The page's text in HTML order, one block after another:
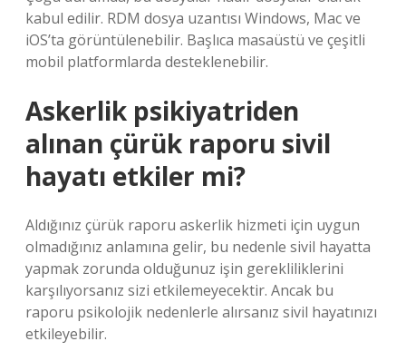
kabul edilir. RDM dosya uzantısı Windows, Mac ve
iOS’ta görüntülenebilir. Başlıca masaüstü ve çeşitli
mobil platformlarda desteklenebilir.
Askerlik psikiyatriden
alınan çürük raporu sivil
hayatı etkiler mi?
Aldığınız çürük raporu askerlik hizmeti için uygun
olmadığınız anlamına gelir, bu nedenle sivil hayatta
yapmak zorunda olduğunuz işin gerekliliklerini
karşılıyorsanız sizi etkilemeyecektir. Ancak bu
raporu psikolojik nedenlerle alırsanız sivil hayatınızı
etkileyebilir.